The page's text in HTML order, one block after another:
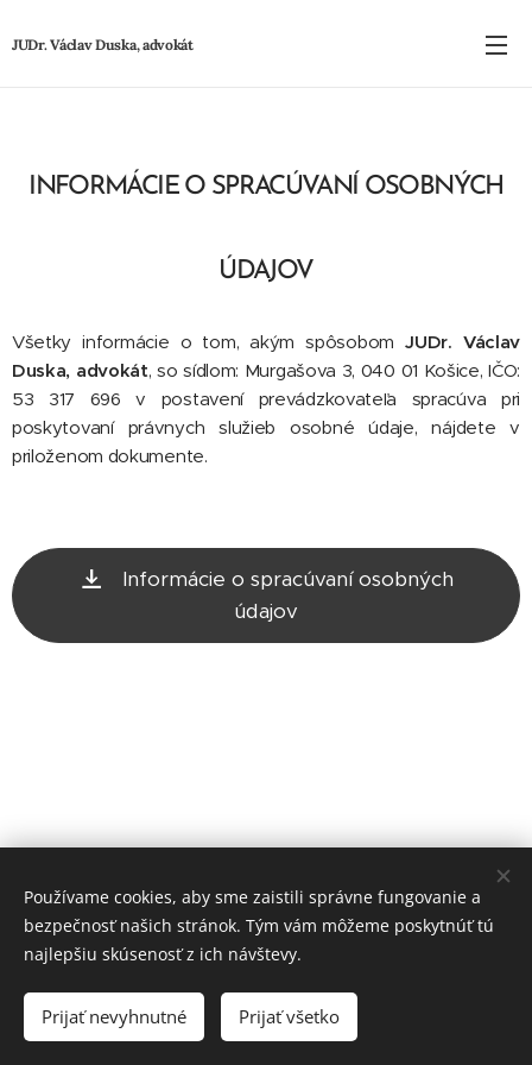
JUDr. Václav Duska, advokát
INFORMÁCIE O SPRACÚVANÍ OSOBNÝCH
ÚDAJOV
Všetky informácie o tom, akým spôsobomJUDr. Václav
Duska, advokát, so sídlom: Murgašova 3, 040 01 Košice, IČO:
53 317 696 v postavení prevádzkovateľa spracúva pri
poskytovaní právnych služieb osobné údaje, nájdete v
priloženom dokumente.
Informácie o spracúvaní osobných
údajov
mestská časť Staré Mesto
Cookies
Používame cookies, aby sme zaistili správne fungovanie a
bezpečnosť našich stránok. Tým vám môžeme poskytnúť tú
najlepšiu skúsenosť z ich návštevy.
Prijať nevyhnutné Prijať všetko